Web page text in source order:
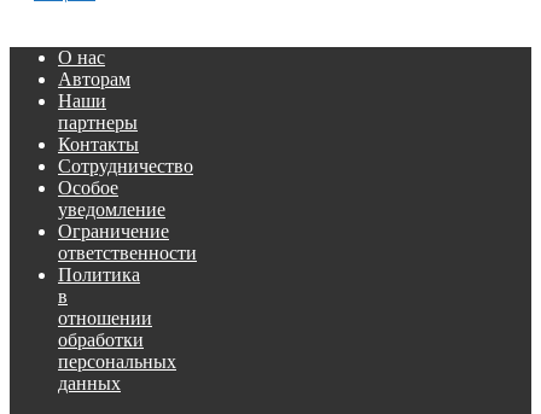
О нас
Авторам
Наши
партнеры
Контакты
Сотрудничество
Особое
уведомление
Ограничение
ответственности
Политика
в
отношении
обработки
персональных
данных